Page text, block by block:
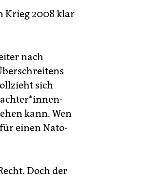
Krieg 2008 klar
nach
sich
kann. Wen
einen Nato-
Doch der